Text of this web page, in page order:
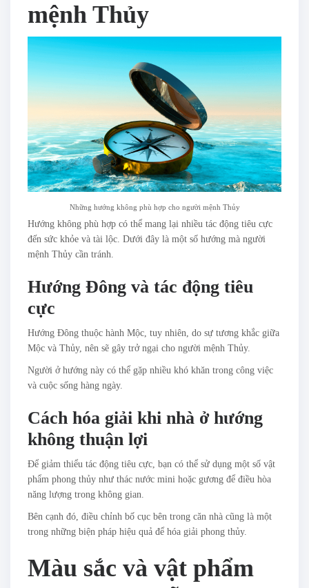
mệnh Thủy
Những hướng không phù hợp cho người mệnh Thủy
Hướng không phù hợp có thể mang lại nhiều tác động tiêu cực
đến sức khỏe và tài lộc. Dưới đây là một số hướng mà người
mệnh Thủy cần tránh.
Hướng Đông và tác động tiêu
cực
Hướng Đông thuộc hành Mộc, tuy nhiên, do sự tương khắc giữa
Mộc và Thủy, nên sẽ gây trở ngại cho người mệnh Thủy.
Người ở hướng này có thể gặp nhiều khó khăn trong công việc
và cuộc sống hàng ngày.
Cách hóa giải khi nhà ở hướng
không thuận lợi
Để giảm thiểu tác động tiêu cực, bạn có thể sử dụng một số vật
phẩm phong thủy như thác nước mini hoặc gương để điều hòa
năng lượng trong không gian.
Bên cạnh đó, điều chỉnh bố cục bên trong căn nhà cũng là một
trong những biện pháp hiệu quả để hóa giải phong thủy.
Màu sắc và vật phẩm